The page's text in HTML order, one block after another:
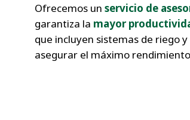
Ofrecemos un servicio de
garantiza la mayor
que incluyen sistemas de riego
asegurar el máximo